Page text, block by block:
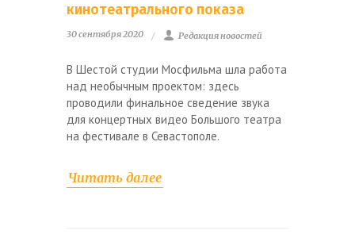
кинотеатрального показа
30 сентября 2020 Редакция новостей
В Шестой студии Мосфильма шла работа
над необычным проектом: здесь
проводили финальное сведение звука
для концертных видео Большого театра
на фестивале в Севастополе.
Читать далее